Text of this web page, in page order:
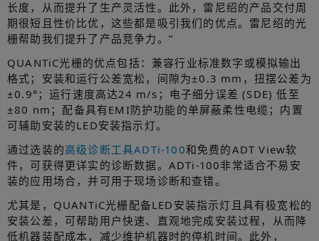
长度，从而提升了生产灵活性。此外，雷尼绍的产品交付周
期很短且性价比优，这些都是吸引我们的优点。雷尼绍的光
栅帮助我们提升了产品竞争力。”
QUANTiC光栅的优点包括：兼容行业标准数字或模拟输出
格式；安装和运行公差宽松，间隙为±0.3 mm，扭摆公差为
±0.9°；运行速度高达24 m/s；电子细分误差 (SDE) 低至
±80 nm；配备具有EMI防护功能的单屏蔽柔性电缆；内置
可辅助安装的LED安装指示灯。
通过选装的高级诊断工具ADTi‑100和免费的ADT View软
件，可获得更详实的诊断数据。ADTi‑100非常适合不易安
装的应用场合，并可用于现场诊断和查错。
尤其是，QUANTiC光栅配备LED安装指示灯且具有极宽松的
安装公差，可帮助用户快速、直观地完成安装过程，从而降
低机器装配成本，减少维护机器时的停机时间。此外，